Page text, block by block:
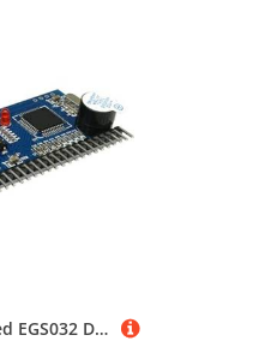
Azxcvbnm Advanced EGS032 DREI Phase Wechselrichterplatine Mit Überlastschutz Schutzausstattung EG8030 UPSS Testboard Für Stromversorgung